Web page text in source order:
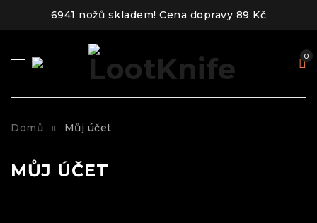
6941 nožů skladem! Cena dopravy 89 Kč
0
Domů Můj účet
MŮJ ÚČET